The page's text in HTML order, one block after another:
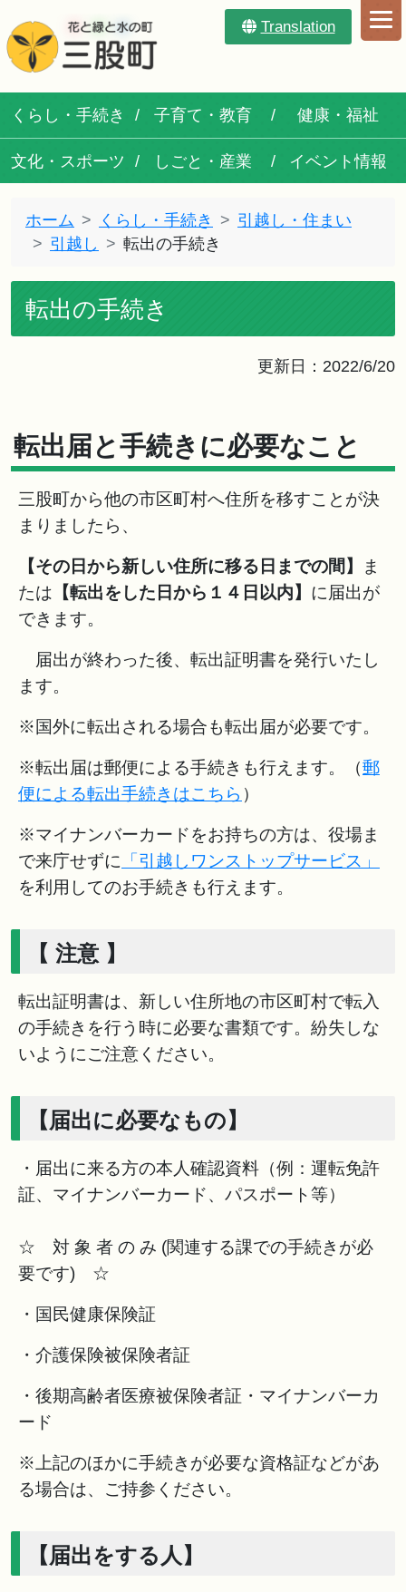
Translation
くらし・手続き 子育て・教育 健康・福祉
文化・スポーツ しごと・産業 イベント情報
ホーム くらし・手続き
引越し・住まい
引越し
転出の手続き
転出の手続き
更新日：2022/6/20
転出届と手続きに必要なこと
三股町から他の市区町村へ住所を移すことが決
まりましたら、
【その日から新しい住所に移る日までの間】
ま
たは 【転出をした日から１４日以内】 に届出が
できます。
届出が終わった後、転出証明書を発行いたし
ます。
※国外に転出される場合も転出届が必要です。
※転出届は郵便による手続きも行えます。（郵
便による転出手続きはこちら ）
※マイナンバーカードをお持ちの方は、役場ま
で来庁せずに 「引越しワンストップサービス」
を利用してのお手続きも行えます。
【 注意 】
転出証明書は、新しい住所地の市区町村で転入
の手続きを行う時に必要な書類です。紛失しな
いようにご注意ください。
【届出に必要なもの】
・届出に来る方の本人確認資料（例：運転免許
証、マイナンバーカード、パスポート等）
☆ 対 象 者 の み (関連する課での手続きが必
要です) ☆
・国民健康保険証
・介護保険被保険者証
・後期高齢者医療被保険者証・マイナンバーカ
ード
※上記のほかに手続きが必要な資格証などがあ
る場合は、ご持参ください。
【届出をする人】